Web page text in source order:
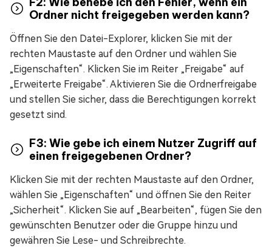
Ordner nicht freigegeben werden kann?
Öffnen Sie den Datei-Explorer, klicken Sie mit der
rechten Maustaste auf den Ordner und wählen Sie
„Eigenschaften“. Klicken Sie im Reiter „Freigabe“ auf
„Erweiterte Freigabe“. Aktivieren Sie die Ordnerfreigabe
und stellen Sie sicher, dass die Berechtigungen korrekt
gesetzt sind.
F3: Wie gebe ich einem Nutzer Zugriff auf
einen freigegebenen Ordner?
Klicken Sie mit der rechten Maustaste auf den Ordner,
wählen Sie „Eigenschaften“ und öffnen Sie den Reiter
„Sicherheit“. Klicken Sie auf „Bearbeiten“, fügen Sie den
gewünschten Benutzer oder die Gruppe hinzu und
gewähren Sie Lese- und Schreibrechte.